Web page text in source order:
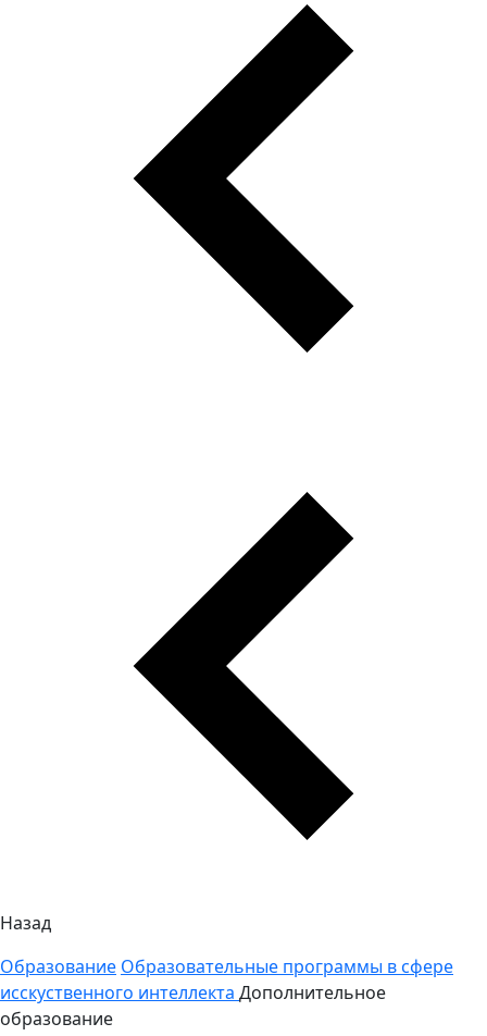
Назад
Образование Образовательные программы в сфере
исскуственного интеллекта Дополнительное
образование